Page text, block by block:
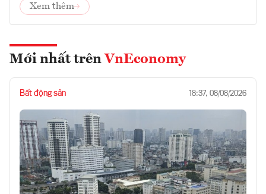
Xem thêm
Mới nhất trên VnEconomy
Bất động sản 18:37, 08/08/2026